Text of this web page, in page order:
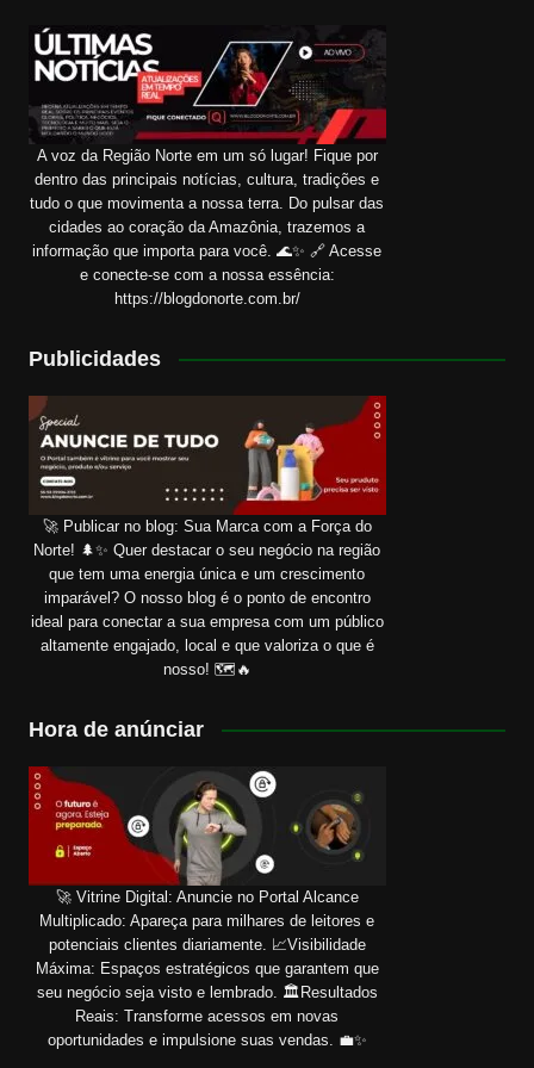
A voz da Região Norte em um só lugar! Fique por
dentro das principais notícias, cultura, tradições e
tudo o que movimenta a nossa terra. Do pulsar das
cidades ao coração da Amazônia, trazemos a
informação que importa para você. 🌊✨ 🔗 Acesse
e conecte-se com a nossa essência:
https://blogdonorte.com.br/
Publicidades
🚀 Publicar no blog: Sua Marca com a Força do
Norte! 🌲✨ Quer destacar o seu negócio na região
que tem uma energia única e um crescimento
imparável? O nosso blog é o ponto de encontro
ideal para conectar a sua empresa com um público
altamente engajado, local e que valoriza o que é
nosso! 🗺️🔥
Hora de anúnciar
🚀 Vitrine Digital: Anuncie no Portal Alcance
Multiplicado: Apareça para milhares de leitores e
potenciais clientes diariamente. 📈Visibilidade
Máxima: Espaços estratégicos que garantem que
seu negócio seja visto e lembrado. 🏛️Resultados
Reais: Transforme acessos em novas
oportunidades e impulsione suas vendas. 💼✨